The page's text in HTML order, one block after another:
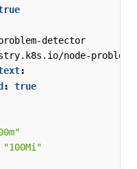
detector
node-
:
:
true
"100Mi"